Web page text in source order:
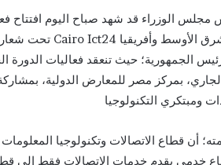
الجمهورية؛ حيث تنعقد فعاليات الدورة
من 17 إلى 20 نوفمبر الجاري، بمركز مصر للمعارض
ومبتكري التكنولوجيا
أن قطاع الاتصالات وتكنولوجيا
خدمى يقدم خدمات الاتصالات فقط إلى